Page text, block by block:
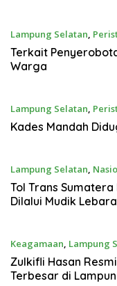
Lampung Selatan,
Terkait
Warga
Lampung Selatan,
Kades Mandah
Lampung Selatan,
Tol Trans
Dilalui Mudik
Keagamaan, Lampung
Zulkifli Hasan
Terbesar di